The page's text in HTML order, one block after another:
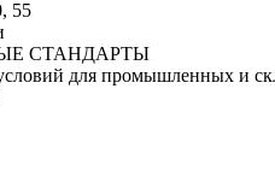
55
СТАНДАРТЫ
для промышленных и